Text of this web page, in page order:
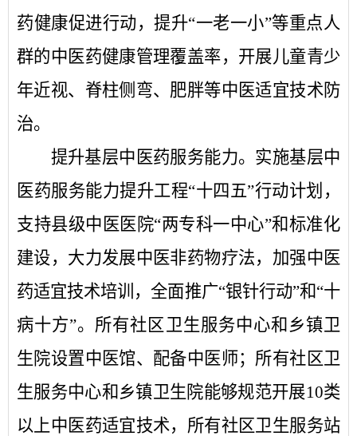
药健康促进行动，提升“一老一小”等重点人
群的中医药健康管理覆盖率，开展儿童青少
年近视、脊柱侧弯、肥胖等中医适宜技术防
治。
提升基层中医药服务能力。 实施基层中
医药服务能力提升工程“十四五”行动计划，
支持县级中医医院“两专科一中心”和标准化
建设，大力发展中医非药物疗法，加强中医
药适宜技术培训，全面推广“银针行动”和“十
病十方”。所有社区卫生服务中心和乡镇卫
生院设置中医馆、配备中医师；所有社区卫
生服务中心和乡镇卫生院能够规范开展10类
以上中医药适宜技术，所有社区卫生服务站